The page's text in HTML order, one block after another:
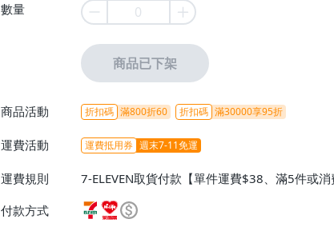
數量
商品已下架
商品活動 折扣碼 滿800折60 折扣碼 滿30000享95折
運費活動 運費抵用券 週末7-11免運
運費規則
7-ELEVEN取貨付款【單件運費$38、滿5件或
ELEVEN取貨不付款【免運費】、萊爾富取貨付
或消費滿$1298免運費】、宅配/貨運【單件運
付款方式